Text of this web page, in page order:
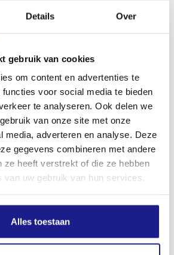
Details Over
gebruik van cookies
om content en advertenties te
voor social media te bieden
te analyseren. Ook delen we
van onze site met onze
media, adverteren en analyse. Deze
gegevens combineren met andere
ze heeft verstrekt of die ze hebben
van uw gebruik van hun services.
Alles toestaan
FRANEKER